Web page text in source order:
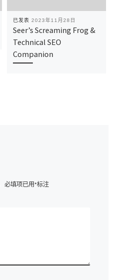
已发表 2023年11月28日
Seer’s Screaming Frog &
Technical SEO
Companion
必填项已用*标注